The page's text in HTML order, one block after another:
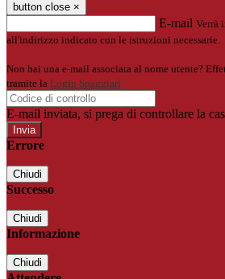
button close ×
E-mail Verrà
all'indirizzo indicato con le istruzioni necessarie.
Non hai una e-mail associata al nome utente?
tramite la Login Spaggiari
E-mail inviata, si prega di controllare la
Errore
Chiudi
Successo
Chiudi
Informazione
Chiudi